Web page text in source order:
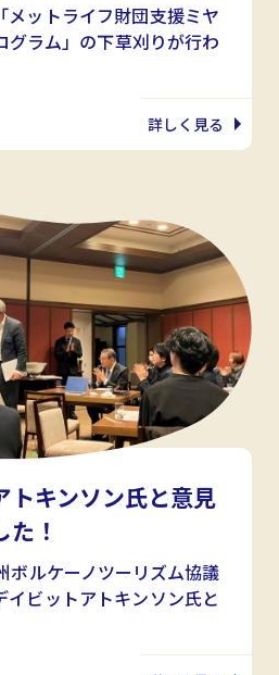
メットライフ財団支援ミヤ
グラム」の下草刈りが行わ
詳しく見る
トキンソン氏と意見
！
ボルケーノツーリズム協議
イビットアトキンソン氏と